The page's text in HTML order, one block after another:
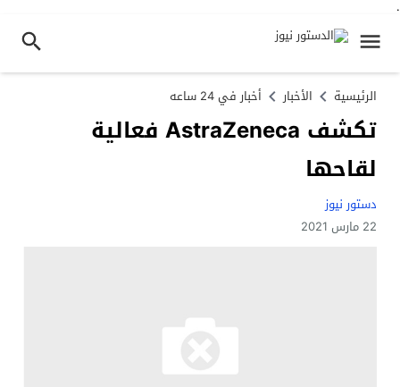
.
الرئيسية الأخبار أخبار في 24 ساعه
تكشف AstraZeneca فعالية
لقاحها
دستور نيوز
22 مارس 2021